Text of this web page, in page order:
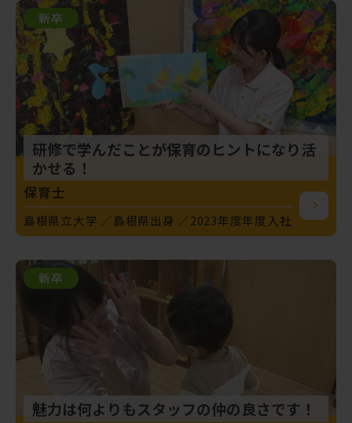
新卒
研修で学んだことが保育のヒントになり活
かせる！
保育士
島根県立大学 島根県出身 2023年度年度入社
新卒
魅力は何よりもスタッフの仲の良さです！